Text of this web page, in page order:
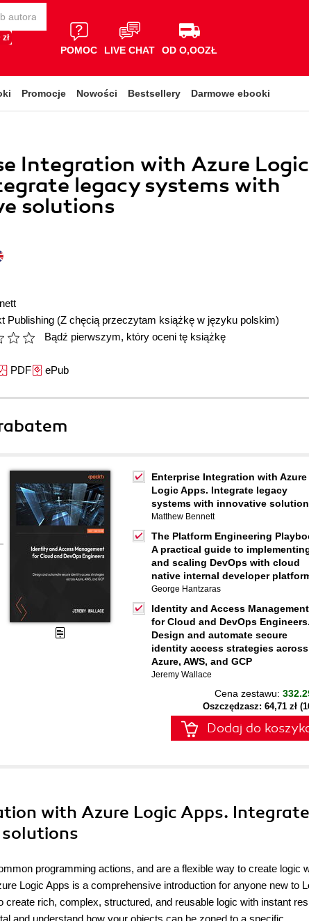
POMOC LIVE CHAT OD O,OOZŁ
Promocje Nowości Bestsellery Darmowe ebooki
Integration with Azure Logic
legacy systems with
solutions
Publishing (Z chęcią przeczytam książkę w języku polskim)
Bądź pierwszym, który oceni tę książkę
ePub
Enterprise Integration with Azure
Logic Apps. Integrate legacy
systems with innovative
Matthew Bennett
The Platform Engineering
A practical guide to
and scaling DevOps with cloud
native internal developer
George Hantzaras
Identity and Access Management
for Cloud and DevOps Engineers.
Design and automate secure
identity access strategies across
Azure, AWS, and GCP
Jeremy Wallace
Cena zestawu:
Oszczędzasz: 64,71 zł
Dodaj do
with Azure Logic Apps. Integrate
programming actions, and are a flexible way to create logic
Logic Apps is a comprehensive introduction for anyone new to
rich, complex, structured, and reusable logic with instant
and understand how your objects can be zoned to a specific